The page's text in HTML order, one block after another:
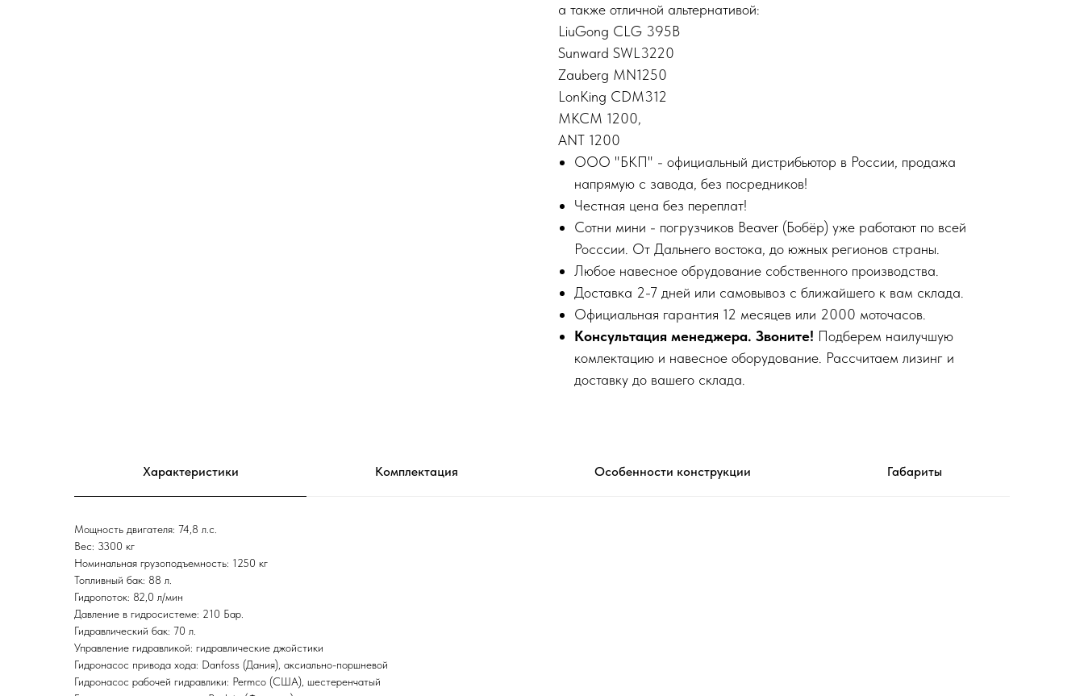
а также отличной альтернативой:
LiuGоng CLG 395B
Sunwаrd SWL3220
Zаubеrg MN1250
LоnКing СDМ312
МКСМ 1200,
АNТ 1200
ООО "БКП" - официальный дистрибьютор в России, продажа
напрямую с завода, без посредников!
Честная цена без переплат!
Сотни мини - погрузчиков Beaver (Бобёр) уже работают по всей
Росссии. От Дальнего востока, до южных регионов страны.
Любое навесное обрудование собственного производства.
Доставка 2-7 дней или самовывоз с ближайшего к вам склада.
Официальная гарантия 12 месяцев или 2000 моточасов.
Консультация менеджера. Звоните! Подберем наилучшую
комлектацию и навесное оборудование. Рассчитаем лизинг и
доставку до вашего склада.
Характеристики Комплектация Особенности конструкции Габариты
Мощность двигателя: 74,8 л.с.
Вес: 3300 кг
Номинальная грузоподъемность: 1250 кг
Топливный бак: 88 л.
Гидропоток: 82,0 л/мин
Давление в гидросистеме: 210 Бар.
Гидравлический бак: 70 л.
Управление гидравликой: гидравлические джойстики
Гидронасос привода хода: Danfoss (Дания), аксиально-поршневой
Гидронасос рабочей гидравлики: Permco (CША), шестеренчатый